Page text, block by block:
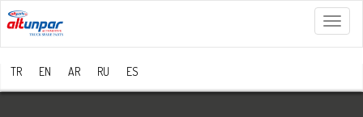
Menü
TR EN AR RU ES